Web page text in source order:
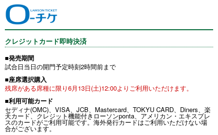
クレジットカード即時決済
■発売期間
試合日当日の開門予定時刻2時間前まで
■座席選択購入
残席がある席種に限り6月13日(土)12:00よりご利用いただけます。
■利用可能カード
セディナ(OMC)、VISA、JCB、Mastercard、TOKYU CARD、Diners、楽
天カード、クレジット機能付きローソンponta、アメリカン・エキスプレ
スのカードがご利用可能です。海外発行カードはご利用いただけない場
合がございます。